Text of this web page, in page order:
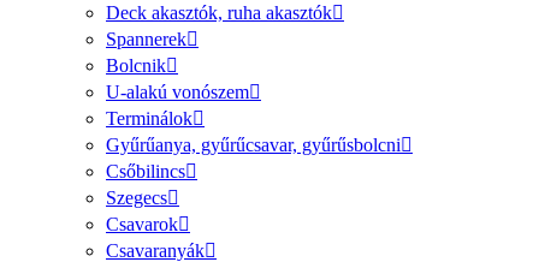
Deck akasztók, ruha akasztók
Spannerek
Bolcnik
U-alakú vonószem
Terminálok
Gyűrűanya, gyűrűcsavar, gyűrűsbolcni
Csőbilincs
Szegecs
Csavarok
Csavaranyák